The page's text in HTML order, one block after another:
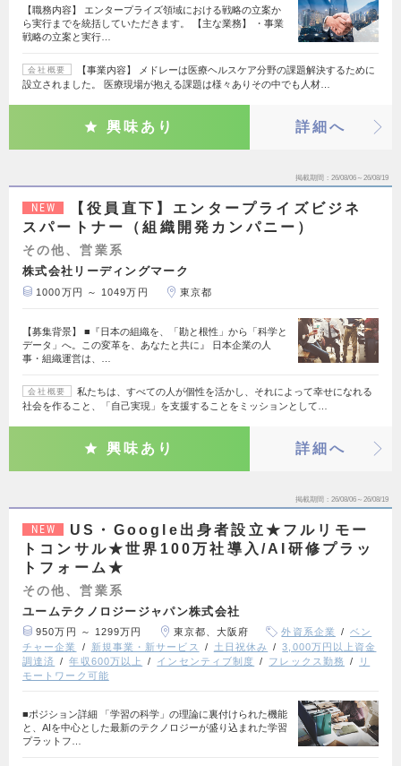
【職務内容】 エンタープライズ領域における戦略の立案か
ら実行までを統括していただきます。 【主な業務】 ・事業
戦略の立案と実行…
会社概要
【事業内容】 メドレーは医療ヘルスケア分野の課題解決するために
設立されました。 医療現場が抱える課題は様々ありその中でも人材…
興味あり 詳細へ
掲載期間 26/08/06～26/08/19
NEW
【役員直下】エンタープライズビジネ
スパートナー（組織開発カンパニー）
その他、営業系
株式会社リーディングマーク
1000万円 ～ 1049万円 東京都
【募集背景】 ■『日本の組織を、「勘と根性」から「科学と
データ」へ。この変革を、あなたと共に』 日本企業の人
事・組織運営は、…
会社概要
私たちは、すべての人が個性を活かし、それによって幸せになれる
社会を作ること、「自己実現」を支援することをミッションとして…
興味あり 詳細へ
掲載期間 26/08/06～26/08/19
NEW
US・Google出身者設立★フルリモー
トコンサル★世界100万社導入/AI研修プラッ
トフォーム★
その他、営業系
ユームテクノロジージャパン株式会社
950万円 ～ 1299万円 東京都、大阪府 外資系企業
ベン
チャー企業
新規事業・新サービス 土日祝休み
3,000万円以上資金
調達済
年収600万以上 インセンティブ制度 フレックス勤務
リ
モートワーク可能
■ポジション詳細 「学習の科学」の理論に裏付けられた機能
と、AIを中心とした最新のテクノロジーが盛り込まれた学習
プラットフ…